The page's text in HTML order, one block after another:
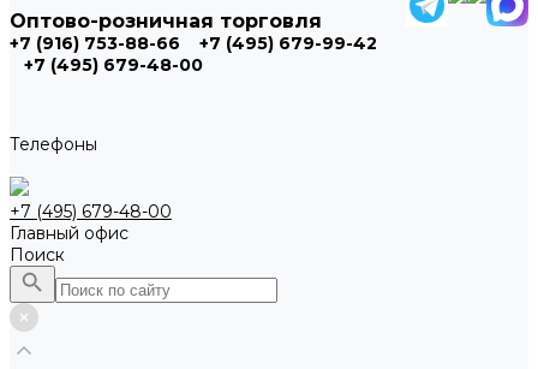
Оптово-розничная торговля
+7 (916) 753-88-66
+7 (495) 679-99-42
+7 (495) 679-48-00
Телефоны
+7 (495) 679-48-00
Главный офис
Поиск